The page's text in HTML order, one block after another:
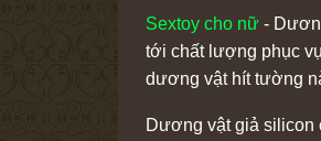
Sextoy cho nữ -
tới chất lượng phục
dương vật hít tường
Dương vật giả silicon